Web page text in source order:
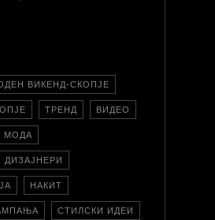
ВИКЕНД-СКОПЈЕ
ТРЕНД ВИДЕО
МОДА
ДИЗАЈНЕРИ
НАКИТ
СТИЛСКИ ИДЕИ